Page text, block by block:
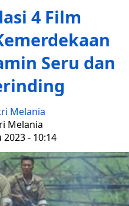
4 Film
Seru dan
Melania
Melania
2023 - 10:14